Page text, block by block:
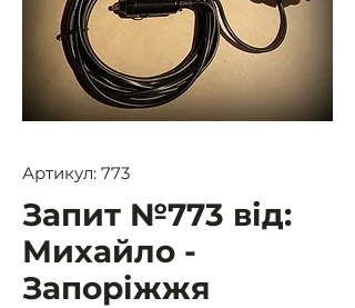
Артикул: 773
Запит №773 від:
Михайло -
Запоріжжя